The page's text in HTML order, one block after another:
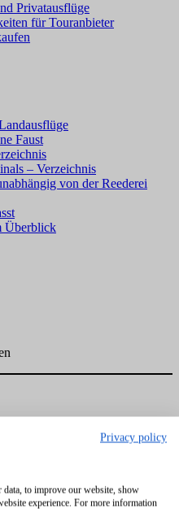
Privatausflüge
für Touranbieter
Faust
– Verzeichnis
von der Reederei
Überblick
Privacy policy
to improve our website, show
experience. For more information